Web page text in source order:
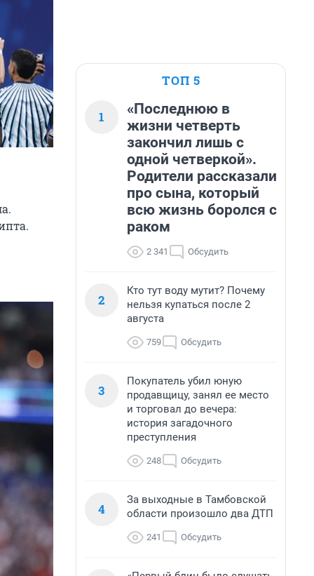
ТОП 5
1
«Последнюю в
жизни четверть
закончил лишь с
одной четверкой».
Родители рассказали
про сына, который
всю жизнь боролся с
раком
2 341 Обсудить
2
Кто тут воду мутит? Почему
нельзя купаться после 2
августа
759 Обсудить
3
Покупатель убил юную
продавщицу, занял ее место
и торговал до вечера:
история загадочного
преступления
248 Обсудить
4
За выходные в Тамбовской
области произошло два ДТП
241 Обсудить